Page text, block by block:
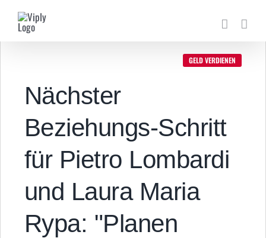
Inhalt
springen
GELD VERDIENEN
Nächster
Beziehungs-Schritt
für Pietro Lombardi
und Laura Maria
Rypa: "Planen